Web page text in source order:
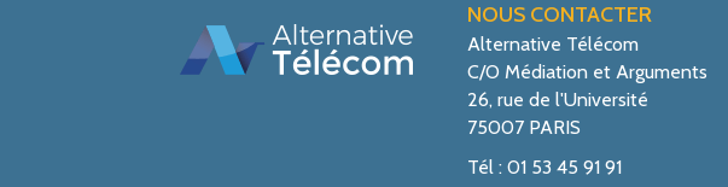
NOUS CONTACTER
Alternative Télécom
C/O Médiation et Arguments
26, rue de l'Université
75007 PARIS
Tél : 01 53 45 91 91